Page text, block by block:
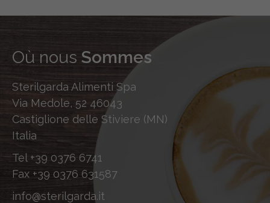
Où nous Sommes
Sterilgarda Alimenti Spa
Via Medole, 52 46043
Castiglione delle Stiviere (MN)
Italia
Tel +39 0376 6741
Fax +39 0376 631587
info@sterilgarda.it